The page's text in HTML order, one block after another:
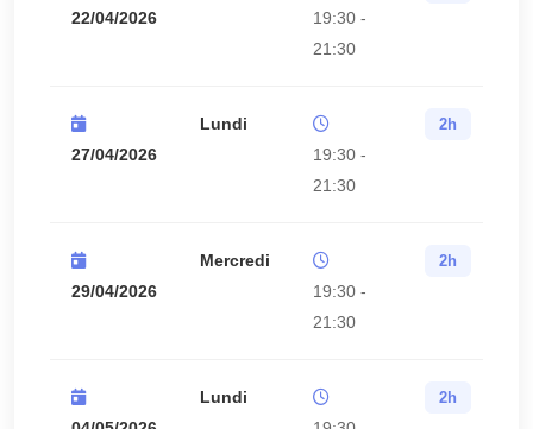
22/04/2026
19:30 -
21:30
27/04/2026
Lundi
19:30 -
21:30
2h
29/04/2026
Mercredi
19:30 -
21:30
2h
Lundi
2h